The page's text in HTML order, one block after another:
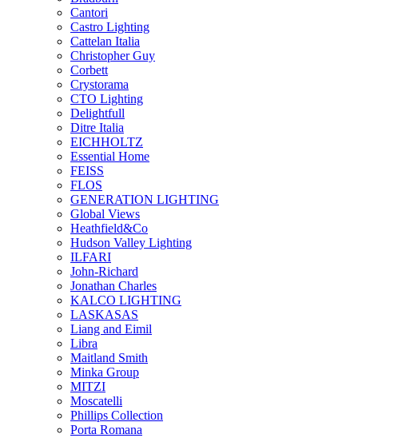
Cantori
Castro Lighting
Cattelan Italia
Christopher Guy
Corbett
Crystorama
CTO Lighting
Delightfull
Ditre Italia
EICHHOLTZ
Essential Home
FEISS
FLOS
GENERATION LIGHTING
Global Views
Heathfield&Co
Hudson Valley Lighting
ILFARI
John-Richard
Jonathan Charles
KALCO LIGHTING
LASKASAS
Liang and Eimil
Libra
Maitland Smith
Minka Group
MITZI
Moscatelli
Phillips Collection
Porta Romana